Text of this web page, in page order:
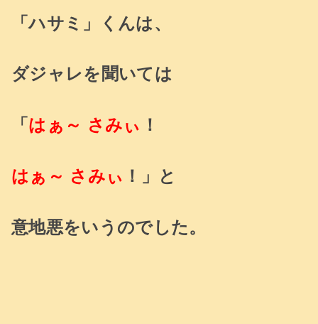
「ハサミ」くんは、
ダジャレを聞いては
「 はぁ～ さみぃ ！
はぁ～ さみぃ ！」と
意地悪をいうのでした。